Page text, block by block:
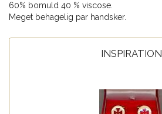
60% bomuld 40 % viscose.
Meget behagelig par handsker.
INSPIRATION